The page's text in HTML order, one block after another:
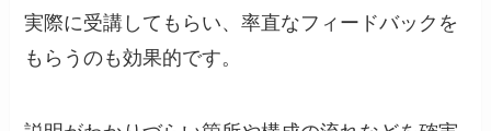
実際に受講してもらい、率直なフィードバックを
もらうのも効果的です。